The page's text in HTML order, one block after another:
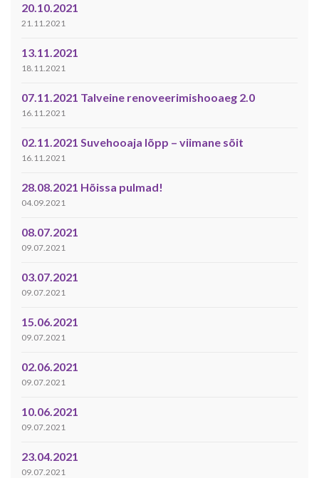
20.10.2021
21.11.2021
13.11.2021
18.11.2021
07.11.2021 Talveine renoveerimishooaeg 2.0
16.11.2021
02.11.2021 Suvehooaja lõpp – viimane sõit
16.11.2021
28.08.2021 Hõissa pulmad!
04.09.2021
08.07.2021
09.07.2021
03.07.2021
09.07.2021
15.06.2021
09.07.2021
02.06.2021
09.07.2021
10.06.2021
09.07.2021
23.04.2021
09.07.2021